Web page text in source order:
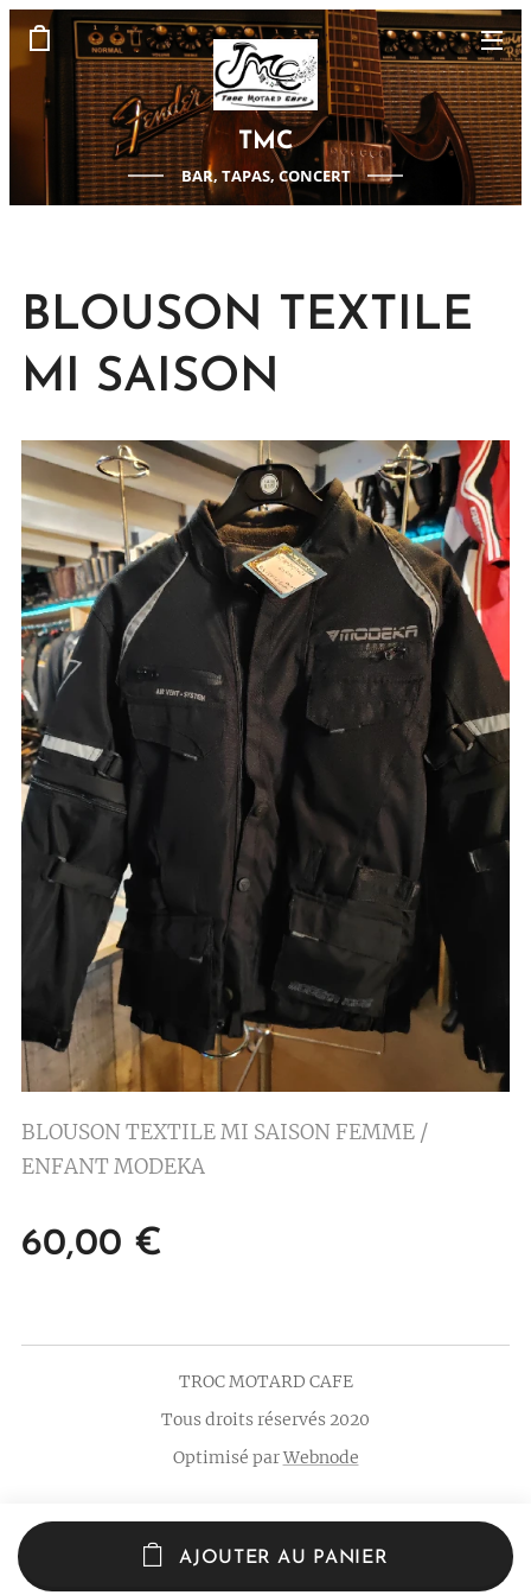
TMC
BAR, TAPAS, CONCERT
BLOUSON TEXTILE
MI SAISON
BLOUSON TEXTILE MI SAISON FEMME /
ENFANT MODEKA
60,00 €
AJOUTER AU PANIER
TROC MOTARD CAFE
Tous droits réservés 2020
Optimisé parWebnode